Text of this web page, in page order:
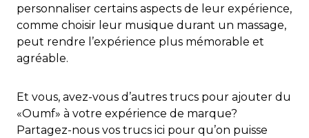
personnaliser certains aspects de leur expérience,
comme choisir leur musique durant un massage,
peut rendre l’expérience plus mémorable et
agréable.
Et vous, avez-vous d’autres trucs pour ajouter du
«Oumf» à votre expérience de marque?
Partagez-nous vos trucs ici pour qu’on puisse